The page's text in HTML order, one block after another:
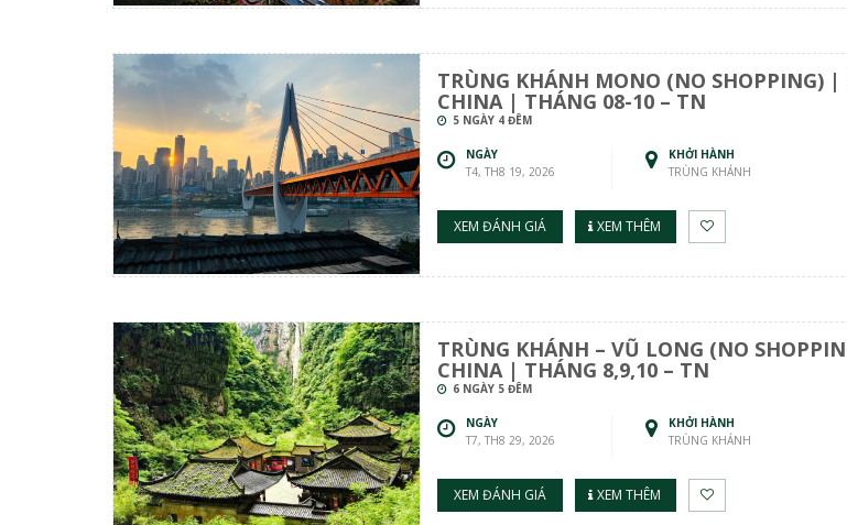
TRÙNG KHÁNH MONO (NO SHOPPING) |
CHINA | THÁNG 08-10 – TN
5 NGÀY 4 ĐÊM
NGÀY
T4, TH8 19, 2026
KHỞI HÀNH
TRÙNG KHÁNH
XEM ĐÁNH GIÁ XEM THÊM
TRÙNG KHÁNH – VŨ LONG (NO
CHINA | THÁNG 8,9,10 – TN
6 NGÀY 5 ĐÊM
NGÀY
T7, TH8 29, 2026
KHỞI HÀNH
TRÙNG KHÁNH
XEM ĐÁNH GIÁ XEM THÊM